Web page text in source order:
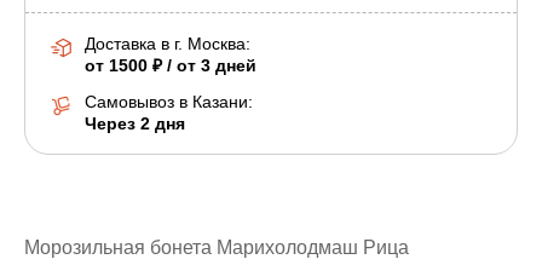
Доставка в г. Москва:
от 1500 ₽ / от 3 дней
Самовывоз в Казани:
Через 2 дня
Морозильная бонета Марихолодмаш Рица